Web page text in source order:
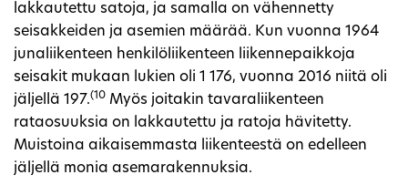
lakkautettu satoja, ja samalla on vähennetty
seisakkeiden ja asemien määrää. Kun vuonna 1964
junaliikenteen henkilöliikenteen liikennepaikkoja
seisakit mukaan lukien oli 1 176, vuonna 2016 niitä oli
jäljellä 197.(10 Myös joitakin tavaraliikenteen
rataosuuksia on lakkautettu ja ratoja hävitetty.
Muistoina aikaisemmasta liikenteestä on edelleen
jäljellä monia asemarakennuksia.